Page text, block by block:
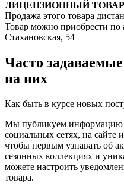
ЛИЦЕНЗИОННЫЙ
Продажа этого товара
Товар можно приобрести по
Стахановская, 54
Часто
на них
Как быть в курсе новых
Мы публикуем информацию
социальных сетях, на сайте
чтобы первым узнавать об
сезонных коллекциях и
можете настроить
товара.